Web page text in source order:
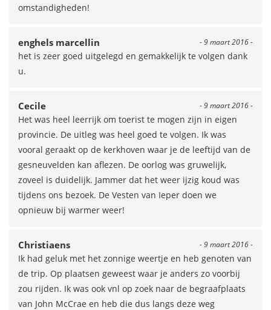
omstandigheden!
- 9 maart 2016 -
enghels marcellin
het is zeer goed uitgelegd en gemakkelijk te volgen dank
u.
- 9 maart 2016 -
Cecile
Het was heel leerrijk om toerist te mogen zijn in eigen
provincie. De uitleg was heel goed te volgen. Ik was
vooral geraakt op de kerkhoven waar je de leeftijd van de
gesneuvelden kan aflezen. De oorlog was gruwelijk,
zoveel is duidelijk. Jammer dat het weer ijzig koud was
tijdens ons bezoek. De Vesten van Ieper doen we
opnieuw bij warmer weer!
- 9 maart 2016 -
Christiaens
Ik had geluk met het zonnige weertje en heb genoten van
de trip. Op plaatsen geweest waar je anders zo voorbij
zou rijden. Ik was ook vnl op zoek naar de begraafplaats
van John McCrae en heb die dus langs deze weg